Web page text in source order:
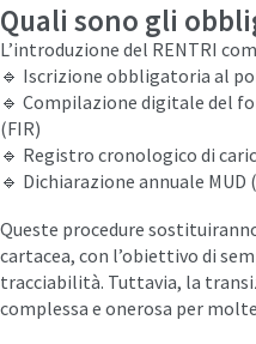
Quali sono gli
L’introduzione del RENTRI
🔹 Iscrizione obbligatoria al
🔹 Compilazione digitale del
(FIR)
🔹 Registro cronologico di
🔹 Dichiarazione annuale
Queste procedure
cartacea, con l’obiettivo di
tracciabilità. Tuttavia, la
complessa e onerosa per